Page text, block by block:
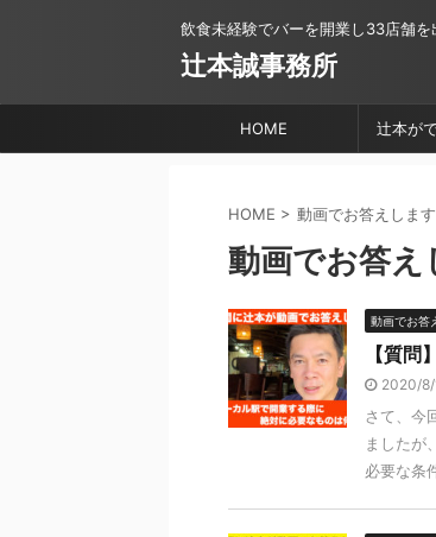
飲食未経験でバーを開業し33店舗
辻本誠事務所
HOME 辻本が
HOME > 動画でお答えします
動画でお答え
動画でお答
【質
2020/8/
さて、今
ましたが
必要な条